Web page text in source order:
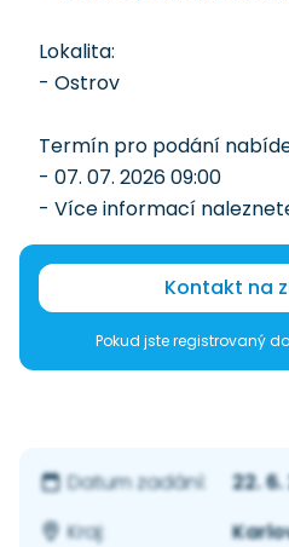
Lokalita:
- Ostrov
Termín pro podání
- 07. 07. 2026 09:00
- Více informací
Kontakt na
Pokud jste registrovaný
Datum zadání:
22.
Kraj: